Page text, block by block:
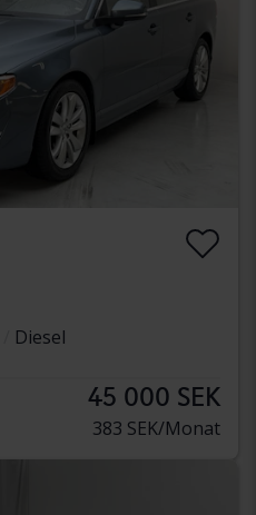
Diesel
45 000 SEK
383 SEK/Monat